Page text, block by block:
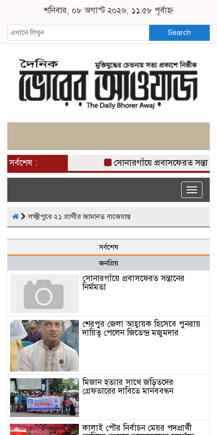
শনিবার, ০৮ অগাস্ট ২০২৬, ১১:৫৮ পূর্বাহ্ন
Search
সর্বশেষ : সোনারগাঁয়ে প্রবাসফেরত
Toggle
লক্ষ্মীপুরে ২১ প্রার্থীর জামানত বাজেয়াপ্ত
সর্বশেষ
জনপ্রিয়
সোনারগাঁয়ে প্রবাসফেরত সন্তানের
নির্মমতা
শেরপুর জেলা আহ্বায়ক হিসেবে পুনরায়
দায়িত্ব পেলেন জিতেন্দ্র মজুমদার
মিজান হত্যার সাথে জড়িতদের
গ্রেফতারের দাবিতে মানববন্ধন
কালাই পৌর নির্বাচন মেয়র পদপ্রার্থী